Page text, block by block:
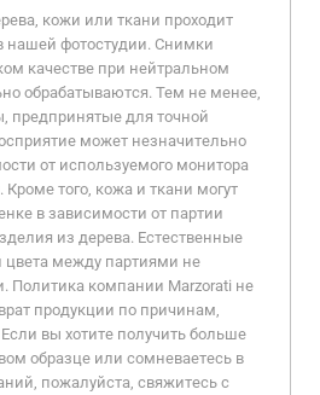
кожи или ткани проходит
нашей фотостудии. Снимки
качестве при нейтральном
обрабатываются. Тем не менее,
предпринятые для точной
может незначительно
от используемого монитора
того, кожа и ткани могут
в зависимости от партии
из дерева. Естественные
между партиями не
Политика компании Marzorati не
продукции по причинам,
вы хотите получить больше
образце или сомневаетесь в
пожалуйста, свяжитесь с